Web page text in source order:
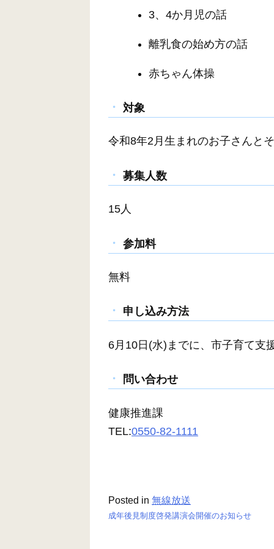
3、4か月児の話
離乳食の始め方の話
赤ちゃん体操
対象
令和8年2月生まれのお子さんと
募集人数
15人
参加料
無料
申し込み方法
6月10日(水)までに、市子育て支
問い合わせ
健康推進課
TEL:0550-82-1111
Posted in 無線放送
成年後見制度啓発講演会開催のお知らせ